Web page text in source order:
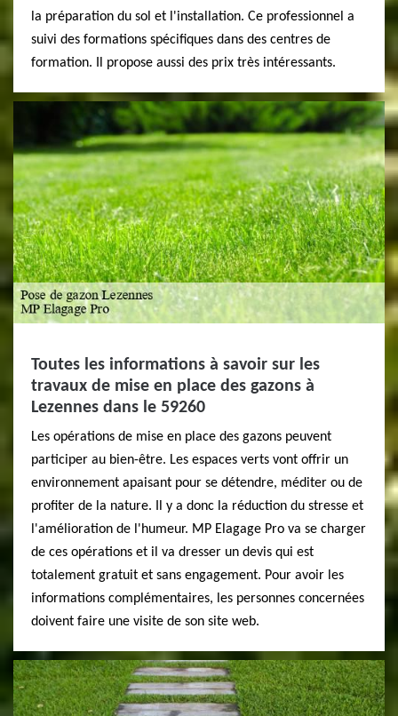
la préparation du sol et l'installation. Ce professionnel a
suivi des formations spécifiques dans des centres de
formation. Il propose aussi des prix très intéressants.
Toutes les informations à savoir sur les
travaux de mise en place des gazons à
Lezennes dans le 59260
Les opérations de mise en place des gazons peuvent
participer au bien-être. Les espaces verts vont offrir un
environnement apaisant pour se détendre, méditer ou de
profiter de la nature. Il y a donc la réduction du stresse et
l'amélioration de l'humeur. MP Elagage Pro va se charger
de ces opérations et il va dresser un devis qui est
totalement gratuit et sans engagement. Pour avoir les
informations complémentaires, les personnes concernées
doivent faire une visite de son site web.